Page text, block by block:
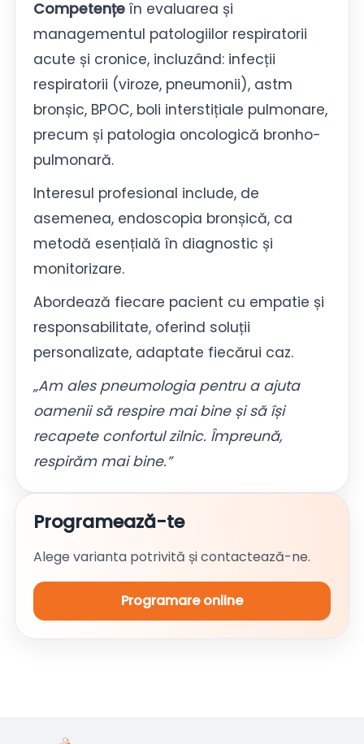
Competențe în evaluarea și
managementul patologiilor respiratorii
acute și cronice, incluzând: infecții
respiratorii (viroze, pneumonii), astm
bronșic, BPOC, boli interstițiale pulmonare,
precum și patologia oncologică bronho-
pulmonară.
Interesul profesional include, de
asemenea, endoscopia bronșică, ca
metodă esențială în diagnostic și
monitorizare.
Abordează fiecare pacient cu empatie și
responsabilitate, oferind soluții
personalizate, adaptate fiecărui caz.
„Am ales pneumologia pentru a ajuta
oamenii să respire mai bine și să își
recapete confortul zilnic. Împreună,
respirăm mai bine.”
Programează-te
Alege varianta potrivită și contactează-ne.
Programare online